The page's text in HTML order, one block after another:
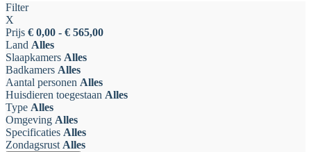
Filter
X
Prijs € 0,00 - € 565,00
Land Alles
Slaapkamers Alles
Badkamers Alles
Aantal personen Alles
Huisdieren toegestaan Alles
Type Alles
Omgeving Alles
Specificaties Alles
Zondagsrust Alles